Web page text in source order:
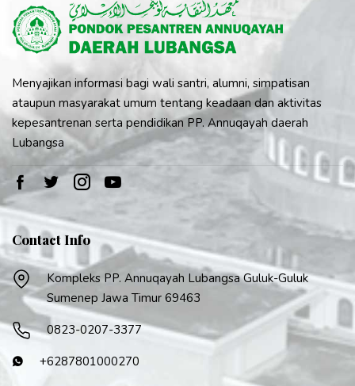
Menyajikan informasi bagi wali santri, alumni, simpatisan
ataupun masyarakat umum tentang keadaan dan aktivitas
kepesantrenan serta pendidikan PP. Annuqayah daerah
Lubangsa
Contact Info
Kompleks PP. Annuqayah Lubangsa Guluk-Guluk
Sumenep Jawa Timur 69463
0823-0207-3377
+6287801000270